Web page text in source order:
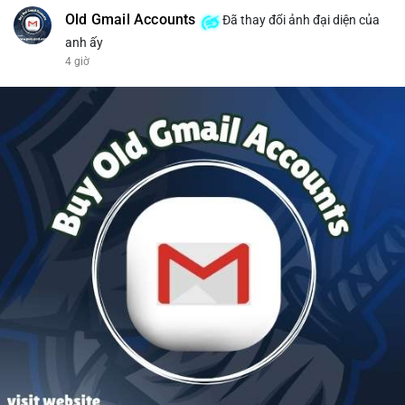
Old Gmail Accounts
Đã thay đổi ảnh đại diện của
anh ấy
4 giờ